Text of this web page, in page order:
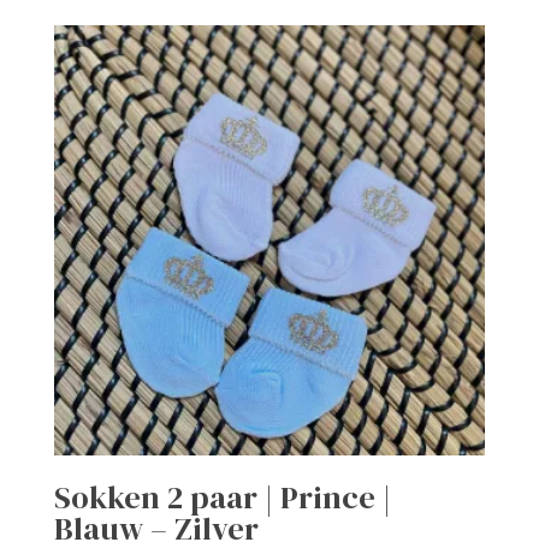
Sokken 2 paar | Prince |
Blauw – Zilver